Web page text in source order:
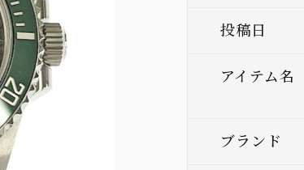
投稿日
アイテム名
ブランド